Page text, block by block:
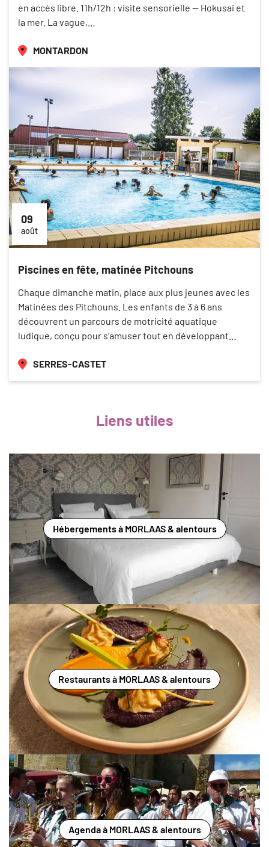
en accès libre. 11h/12h : visite sensorielle — Hokusai et
la mer. La vague,…
MONTARDON
09
août
Piscines en fête, matinée Pitchouns
Chaque dimanche matin, place aux plus jeunes avec les
Matinées des Pitchouns. Les enfants de 3 à 6 ans
découvrent un parcours de motricité aquatique
ludique, conçu pour s’amuser tout en développant…
SERRES-CASTET
Liens utiles
Hébergements à MORLAAS & alentours
Restaurants à MORLAAS & alentours
Agenda à MORLAAS & alentours